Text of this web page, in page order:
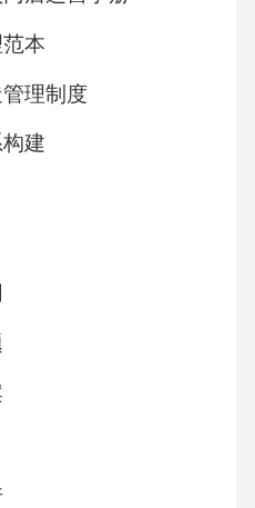
。在活动现场设置安
传和教育。安全措施
，对活动进行实时监
问题。同时，建立有
参与人员的意见和建
考。监控与反馈0102
活动的时长、参与活
评估通过调查问卷、
者对活动的整体评价
计活动的成本、收益
效益。创新与特色评
文化传播等方面的创
本
理制度
建